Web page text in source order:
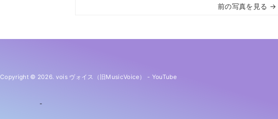
前の写真を見る →
Copyright © 2026. vois ヴォイス（旧MusicVoice） - YouTube
-